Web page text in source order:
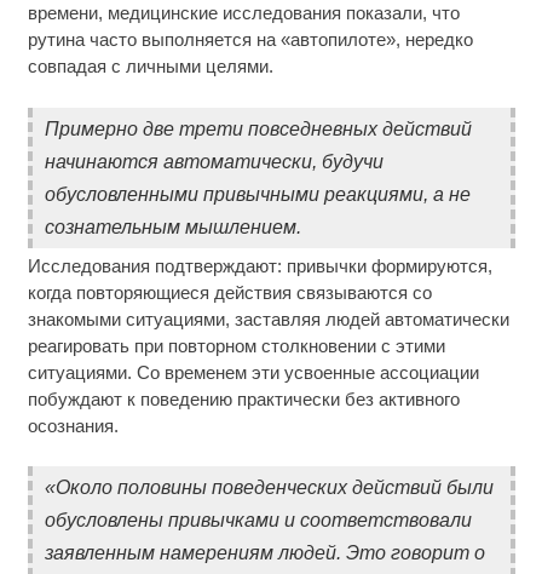
времени, медицинские исследования показали, что
рутина часто выполняется на «автопилоте», нередко
совпадая с личными целями.
Примерно две трети повседневных действий
начинаются автоматически, будучи
обусловленными привычными реакциями, а не
сознательным мышлением.
Исследования подтверждают: привычки формируются,
когда повторяющиеся действия связываются со
знакомыми ситуациями, заставляя людей автоматически
реагировать при повторном столкновении с этими
ситуациями. Со временем эти усвоенные ассоциации
побуждают к поведению практически без активного
осознания.
«Около половины поведенческих действий были
обусловлены привычками и соответствовали
заявленным намерениям людей. Это говорит о
один маленький секрет